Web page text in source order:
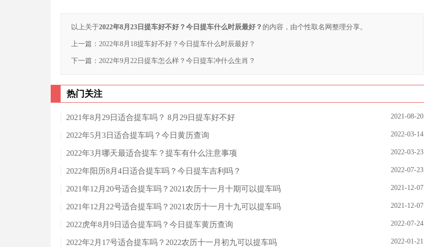
以上关于2022年8月23日提车好不好？今日提车什么时辰最好？ 的内容，由个性取名网整理分享。
上一篇： 2022年8月18提车好不好？今日提车什么时辰最好？
下一篇： 2022年9月22日提车怎么样？今日提车冲什么生肖？
热门关注
2021-08-20
2021年8月29日适合提车吗？ 8月29日提车好不好
2022-03-14
2022年5月3日适合提车吗？今日黄历查询
2022-03-23
2022年3月哪天最适合提车？提车有什么注意事项
2022-07-23
2022年阳历8月4日适合提车吗？今日提车吉利吗？
2021-12-07
2021年12月20号适合提车吗？2021农历十一月十期可以提车吗
2021-12-07
2021年12月22号适合提车吗？2021农历十一月十九可以提车吗
2022-07-24
2022虎年8月9日适合提车吗？今日提车黄历查询
2022-01-21
2022年2月17号适合提车吗？2022农历十一月初九可以提车吗